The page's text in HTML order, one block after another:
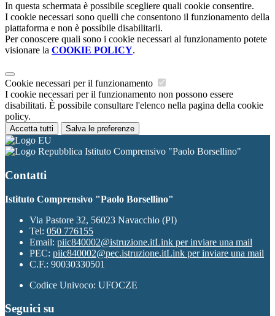
In questa schermata è possibile scegliere quali cookie consentire.
I cookie necessari sono quelli che consentono il funzionamento della
piattaforma e non è possibile disabilitarli.
Per conoscere quali sono i cookie necessari al funzionamento potete
visionare la COOKIE POLICY.
Cookie necessari per il funzionamento
I cookie necessari per il funzionamento non possono essere
disabilitati. È possibile consultare l'elenco nella pagina della cookie
policy.
Accetta tutti Salva le preferenze
Istituto Comprensivo "Paolo Borsellino"
Contatti
Istituto Comprensivo "Paolo Borsellino"
Via Pastore 32, 56023 Navacchio (PI)
Tel: 050 776155
Email: piic840002@istruzione.itLink per inviare una mail
PEC: piic840002@pec.istruzione.itLink per inviare una mail
C.F.: 90030330501
Codice Univoco: UFOCZE
Seguici su